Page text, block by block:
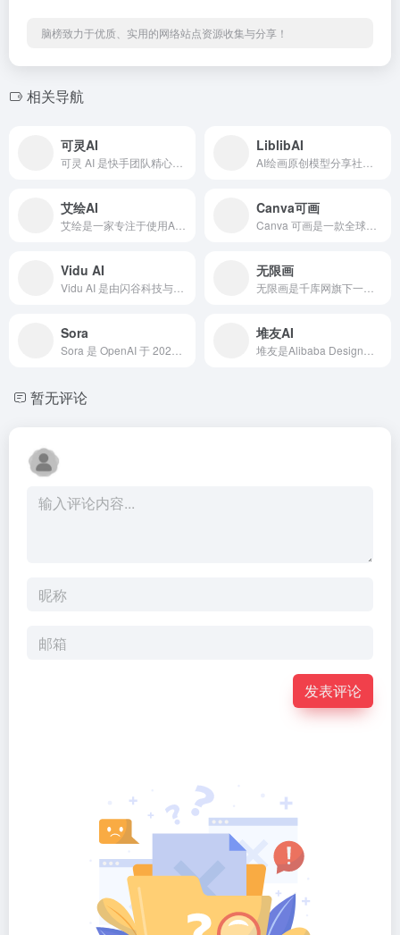
脑榜致力于优质、实用的网络站点资源收集与分享！
相关导航
可灵AI LiblibAI
艾绘AI Canva可画
Vidu AI 无限画
Sora 堆友AI
暂无评论
发表评论